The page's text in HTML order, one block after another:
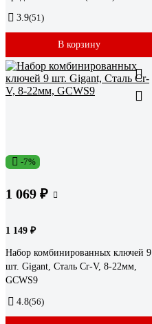
3.9(51)
В корзину
-7%
1 069 ₽
1 149 ₽
Набор комбинированных ключей 9
шт. Gigant, Сталь Cr-V, 8-22мм,
GCWS9
4.8(56)